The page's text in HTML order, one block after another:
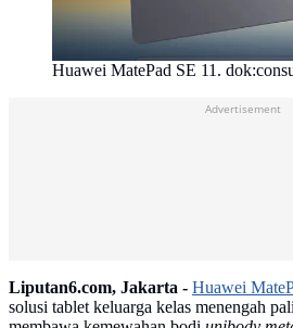
Huawei MatePad SE 11.
Advertisement
Liputan6.com, Jakarta - Huawei
solusi tablet keluarga kelas menengah